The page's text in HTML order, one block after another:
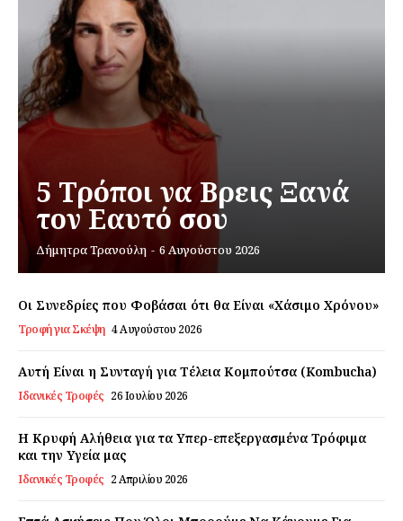
Εγγραφείτε τώρα!
Daily Food
Σχετικά με εμάς
Αποποίηση Ευθυνών
Ο λογαριασμός μου
Επικοινωνία
5 Τρόποι να Βρεις Ξανά
τον Εαυτό σου
Δήμητρα Τρανούλη - 6 Αυγούστου 2026
Οι Συνεδρίες που Φοβάσαι ότι θα Είναι «Χάσιμο Χρόνου»
Τροφή για Σκέψη 4 Αυγούστου 2026
Αυτή Είναι η Συνταγή για Τέλεια Κομπούτσα (Kombucha)
Ιδανικές Τροφές 26 Ιουλίου 2026
Η Κρυφή Αλήθεια για τα Υπερ-επεξεργασμένα Τρόφιμα
και την Υγεία μας
Ιδανικές Τροφές 2 Απριλίου 2026